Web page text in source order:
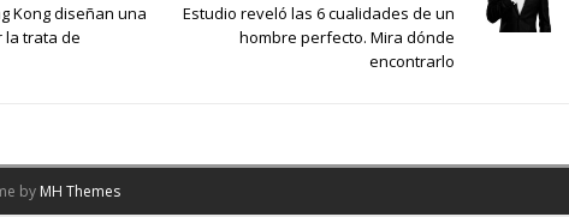
Kong diseñan una
la trata de
Estudio reveló las 6 cualidades de un
hombre perfecto. Mira dónde
encontrarlo
by MH Themes